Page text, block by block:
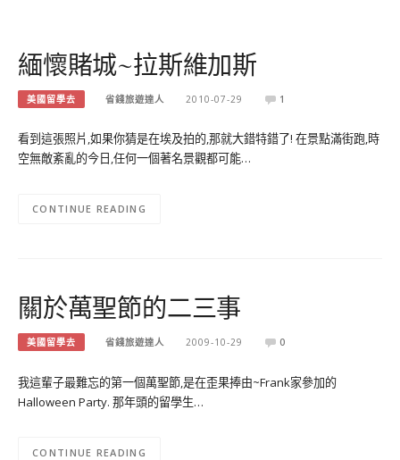
緬懷賭城~拉斯維加斯
美國留學去 省錢旅遊達人 2010-07-29 1
看到這張照片,如果你猜是在埃及拍的,那就大錯特錯了! 在景點滿街跑,時
空無敵紊亂的今日,任何一個著名景觀都可能…
CONTINUE READING
關於萬聖節的二三事
美國留學去 省錢旅遊達人 2009-10-29 0
我這輩子最難忘的第一個萬聖節,是在歪果捧由~Frank家參加的
Halloween Party. 那年頭的留學生…
CONTINUE READING